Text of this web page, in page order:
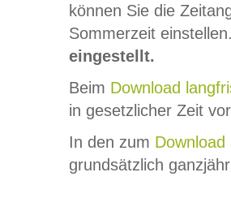
können Sie die
Sommerzeit
eingestellt.
Beim Download
in gesetzlicher Zeit
In den zum Download
grundsätzlich